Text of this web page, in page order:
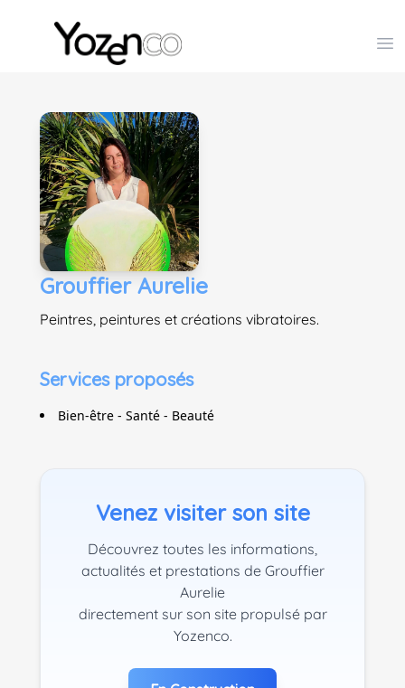
Yozenco - Organisateur de Salons, Evénements et
Grouffier Aurelie
Peintres, peintures et créations vibratoires.
Services proposés
Bien-être - Santé - Beauté
Venez visiter son site
Découvrez toutes les informations,
actualités et prestations de Grouffier
Aurelie
directement sur son site propulsé par
Yozenco.